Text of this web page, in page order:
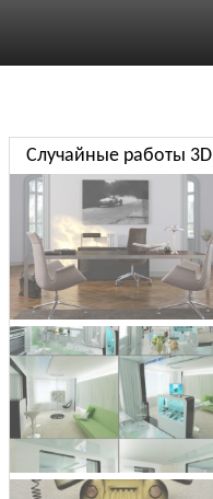
Случайные работы 3D